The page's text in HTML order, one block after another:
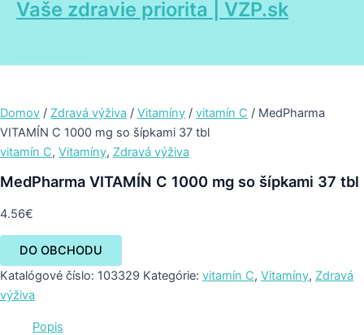
Preskočiť
Vaše zdravie priorita | VZP.sk
Main
Menu
Domov / Zdravá výživa / Vitamíny / vitamín C / MedPharma
VITAMÍN C 1000 mg so šípkami 37 tbl
vitamín C, Vitamíny, Zdravá výživa
MedPharma VITAMÍN C 1000 mg so šípkami 37 tbl
4.56€
DO OBCHODU
Katalógové číslo: 103329 Kategórie: vitamín C, Vitamíny, Zdravá
výživa
Popis